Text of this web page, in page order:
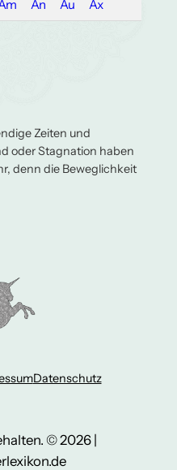
An Au Ax
Zeiten und
oder Stagnation haben
denn die Beweglichkeit
Datenschutz
© 2026 |